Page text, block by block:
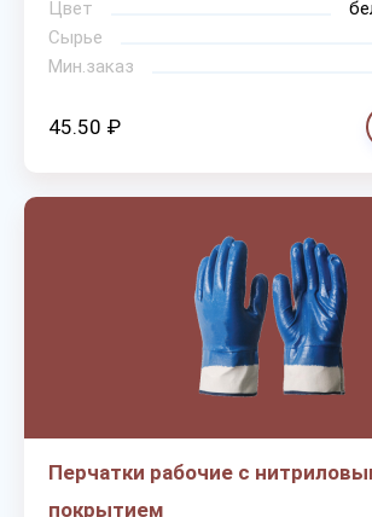
Цвет
Сырье
Мин.заказ
45.50 ₽
Перчатки рабочие с
покрытием